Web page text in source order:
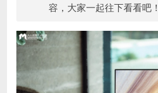
容，大家一起往下看看吧！